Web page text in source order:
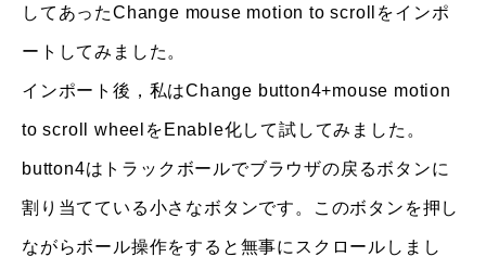
してあったChange mouse motion to scrollをインポ
ートしてみました。
インポート後，私はChange button4+mouse motion
to scroll wheelをEnable化して試してみました。
button4はトラックボールでブラウザの戻るボタンに
割り当てている小さなボタンです。このボタンを押し
ながらボール操作をすると無事にスクロールしまし